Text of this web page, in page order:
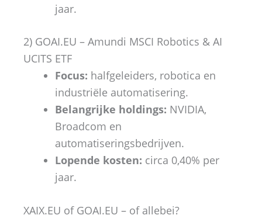
jaar.
2) GOAI.EU – Amundi MSCI Robotics & AI
UCITS ETF
Focus: halfgeleiders, robotica en
industriële automatisering.
Belangrijke holdings: NVIDIA,
Broadcom en
automatiseringsbedrijven.
Lopende kosten: circa 0,40% per
jaar.
XAIX.EU of GOAI.EU – of allebei?